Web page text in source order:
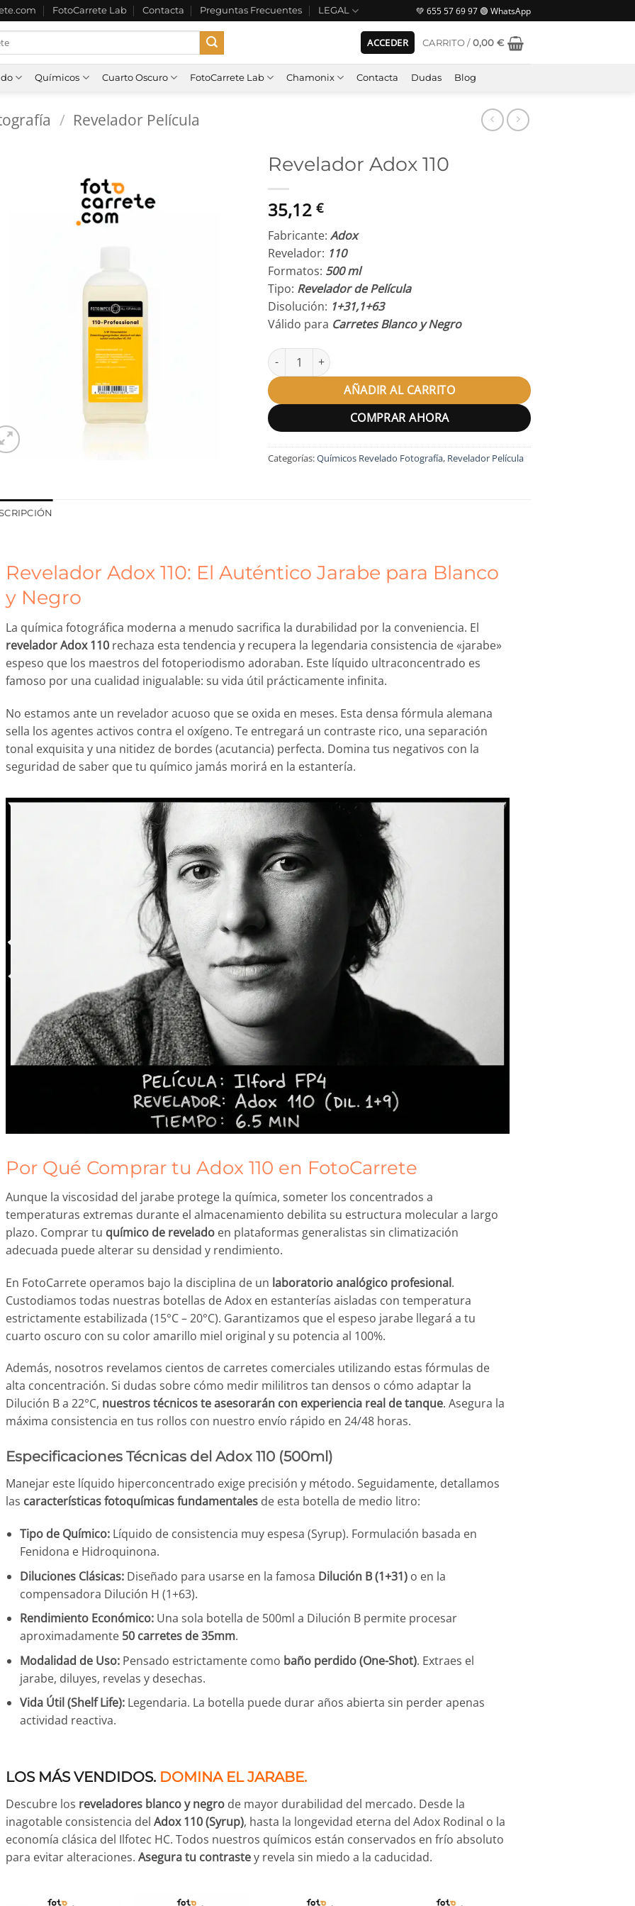
FotoCarrete Lab Contacta Preguntas Frecuentes LEGAL 💚 655 57 69 97 🟢 WhatsApp
ACCEDER CARRITO / 0,00 €
Químicos Cuarto Oscuro FotoCarrete Lab Chamonix Contacta Dudas Blog
/ Revelador Película
Revelador Adox 110
35,12€
Fabricante:Adox
Revelador: 110
Formatos: 500 ml
Tipo: Revelador de Película
Disolución: 1+31,1+63
Válido para Carretes Blanco y Negro
Revelador Adox 110 cantidad
AÑADIR AL CARRITO
COMPRAR AHORA
Categorías:Químicos Revelado Fotografía, Revelador Película
Revelador Adox 110: El Auténtico Jarabe para Blanco
y Negro
La química fotográfica moderna a menudo sacrifica la durabilidad por la conveniencia. El
revelador Adox 110rechaza esta tendencia y recupera la legendaria consistencia de «jarabe»
espeso que los maestros del fotoperiodismo adoraban. Este líquido ultraconcentrado es
famoso por una cualidad inigualable: su vida útil prácticamente infinita.
No estamos ante un revelador acuoso que se oxida en meses. Esta densa fórmula alemana
sella los agentes activos contra el oxígeno. Te entregará un contraste rico, una separación
tonal exquisita y una nitidez de bordes (acutancia) perfecta. Domina tus negativos con la
seguridad de saber que tu químico jamás morirá en la estantería.
Por Qué Comprar tu Adox 110 en FotoCarrete
Aunque la viscosidad del jarabe protege la química, someter los concentrados a
temperaturas extremas durante el almacenamiento debilita su estructura molecular a largo
plazo. Comprar tu químico de reveladoen plataformas generalistas sin climatización
adecuada puede alterar su densidad y rendimiento.
En FotoCarrete operamos bajo la disciplina de un laboratorio analógico profesional.
Custodiamos todas nuestras botellas de Adox en estanterías aisladas con temperatura
estrictamente estabilizada (15°C – 20°C). Garantizamos que el espeso jarabe llegará a tu
cuarto oscuro con su color amarillo miel original y su potencia al 100%.
Además, nosotros revelamos cientos de carretes comerciales utilizando estas fórmulas de
alta concentración. Si dudas sobre cómo medir mililitros tan densos o cómo adaptar la
Dilución B a 22°C, nuestros técnicos te asesorarán con experiencia real de tanque. Asegura la
máxima consistencia en tus rollos con nuestro envío rápido en 24/48 horas.
Especificaciones Técnicas del Adox 110 (500ml)
Manejar este líquido hiperconcentrado exige precisión y método. Seguidamente, detallamos
las características fotoquímicas fundamentalesde esta botella de medio litro:
Tipo de Químico: Líquido de consistencia muy espesa (Syrup). Formulación basada en
Fenidona e Hidroquinona.
Diluciones Clásicas: Diseñado para usarse en la famosa Dilución B (1+31) o en la
compensadora Dilución H (1+63).
Rendimiento Económico: Una sola botella de 500ml a Dilución B permite procesar
aproximadamente 50 carretes de 35mm.
Modalidad de Uso: Pensado estrictamente como baño perdido (One-Shot). Extraes el
jarabe, diluyes, revelas y desechas.
Vida Útil (Shelf Life): Legendaria. La botella puede durar años abierta sin perder apenas
actividad reactiva.
LOS MÁS VENDIDOS. DOMINA EL JARABE.
Descubre los reveladores blanco y negrode mayor durabilidad del mercado. Desde la
inagotable consistencia del Adox 110 (Syrup), hasta la longevidad eterna del Adox Rodinal o la
economía clásica del Ilfotec HC. Todos nuestros químicos están conservados en frío absoluto
para evitar alteraciones. Asegura tu contrastey revela sin miedo a la caducidad.